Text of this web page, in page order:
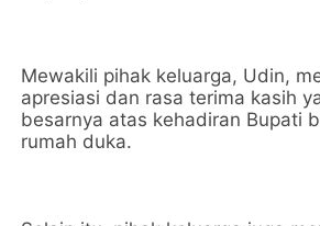
Mewakili pihak keluarga, Udin,
apresiasi dan rasa terima kasih
besarnya atas kehadiran Bupati
rumah duka.